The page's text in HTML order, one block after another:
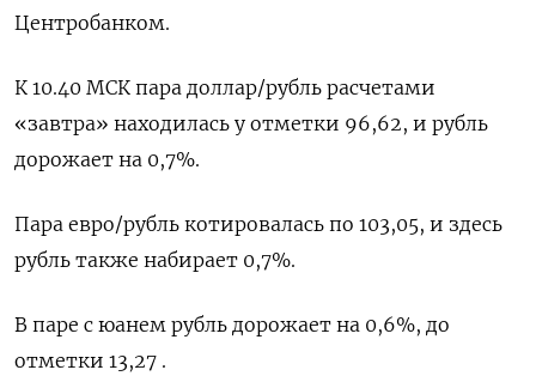
Центробанком.
К 10.40 МСК пара доллар/рубль расчетами
«завтра» находилась у отметки 96,62, и рубль
дорожает на 0,7%.
Пара евро/рубль котировалась по 103,05, и здесь
рубль также набирает 0,7%.
В паре с юанем рубль дорожает на 0,6%, до
отметки 13,27 .